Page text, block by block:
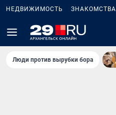
НЕДВИЖИМОСТЬ ЗНАКОМСТВА
Люди против вырубки бора